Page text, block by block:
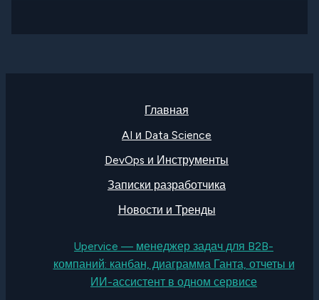
Главная
AI и Data Science
DevOps и Инструменты
Записки разработчика
Новости и Тренды
Upervice — менеджер задач для B2B-
компаний: канбан, диаграмма Ганта, отчеты и
ИИ-ассистент в одном сервисе